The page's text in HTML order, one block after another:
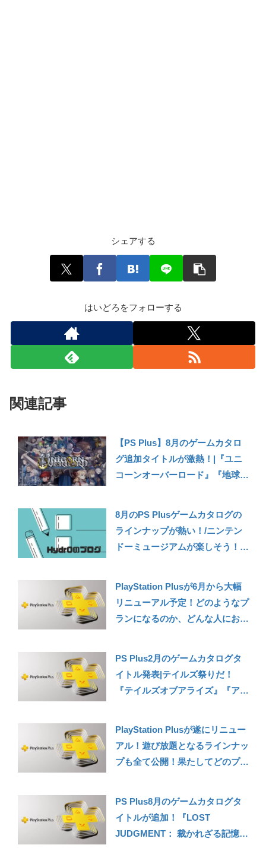
シェアする
はいどろをフォローする
関連記事
【PS Plus】8月のゲームカタロ
グ追加タイトルが激熱！|『ユニ
コーンオーバーロード』『地球防
8月のPS Plusゲームカタログの
ラインナップが熱い！/ニンテン
ドーミュージアムが楽しそう！/
人的に気になるゲームニュースま
PlayStation Plusが6月から大幅
リニューアル予定！どのようなプ
ランになるのか、どんな人におす
PS Plus2月のゲームカタログタ
イトル発表|テイルズ祭りだ！
『テイルズオブアライズ』『アウ
介】
PlayStation Plusが遂にリニュー
アル！遊び放題となるラインナッ
プも全て公開！果たしてどのプラ
PS Plus8月のゲームカタログタ
イトルが追加！『LOST
JUDGMENT： 裁かれざる記憶』